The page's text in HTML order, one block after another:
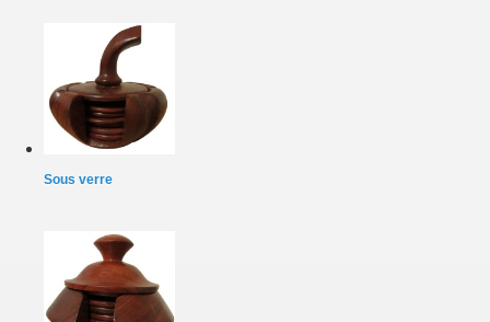
Sous verre